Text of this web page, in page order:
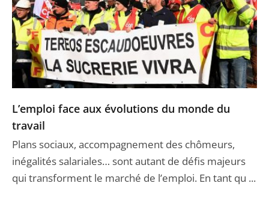
L’emploi face aux évolutions du monde du
travail
Plans sociaux, accompagnement des chômeurs,
inégalités salariales… sont autant de défis majeurs
qui transforment le marché de l’emploi. En tant qu ...